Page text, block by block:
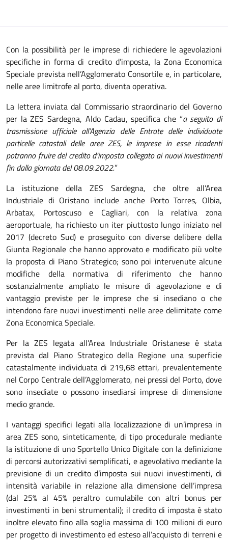
Con la possibilità per le imprese di richiedere le agevolazioni
specifiche in forma di credito d’imposta, la Zona Economica
Speciale prevista nell’Agglomerato Consortile e, in particolare,
nelle aree limitrofe al porto, diventa operativa.
La lettera inviata dal Commissario straordinario del Governo
per la ZES Sardegna, Aldo Cadau, specifica che “a seguito di
trasmissione ufficiale all’Agenzia delle Entrate delle individuate
particelle catastali delle aree ZES, le imprese in esse ricadenti
potranno fruire del credito d’imposta collegato ai nuovi investimenti
fin dalla giornata del 08.09.2022.”
La istituzione della ZES Sardegna, che oltre all’Area
Industriale di Oristano include anche Porto Torres, Olbia,
Arbatax, Portoscuso e Cagliari, con la relativa zona
aeroportuale, ha richiesto un iter piuttosto lungo iniziato nel
2017 (decreto Sud) e proseguito con diverse delibere della
Giunta Regionale che hanno approvato e modificato più volte
la proposta di Piano Strategico; sono poi intervenute alcune
modifiche della normativa di riferimento che hanno
sostanzialmente ampliato le misure di agevolazione e di
vantaggio previste per le imprese che si insediano o che
intendono fare nuovi investimenti nelle aree delimitate come
Zona Economica Speciale.
Per la ZES legata all’Area Industriale Oristanese è stata
prevista dal Piano Strategico della Regione una superficie
catastalmente individuata di 219,68 ettari, prevalentemente
nel Corpo Centrale dell’Agglomerato, nei pressi del Porto, dove
sono insediate o possono insediarsi imprese di dimensione
medio grande.
I vantaggi specifici legati alla localizzazione di un’impresa in
area ZES sono, sinteticamente, di tipo procedurale mediante
la istituzione di uno Sportello Unico Digitale con la definizione
di percorsi autorizzativi semplificati, e agevolativo mediante la
previsione di un credito d’imposta sui nuovi investimenti, di
intensità variabile in relazione alla dimensione dell’impresa
(dal 25% al 45% peraltro cumulabile con altri bonus per
investimenti in beni strumentali); il credito di imposta è stato
inoltre elevato fino alla soglia massima di 100 milioni di euro
per progetto di investimento ed esteso all’acquisto di terreni e